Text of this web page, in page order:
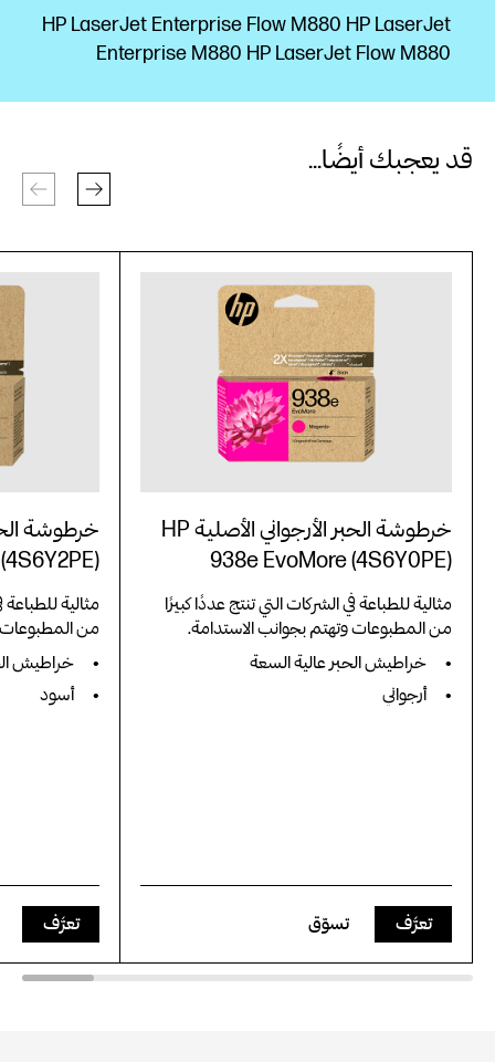
HP LaserJet Enterprise Flow M880 HP LaserJet
Enterprise M880 HP LaserJet Flow M880
قد يعجبك أيضًا...
مثالية للطباعة
من المطبوعات
خراطيش
أسود
تعرَّف
خرطوشة الحبر الأرجواني الأصلية HP
938e EvoMore (4S6Y0PE)
مثالية للطباعة في الشركات التي تنتج عددًا كبيرًا
من المطبوعات وتهتم بجوانب الاستدامة.
خراطيش الحبر عالية السعة
أرجواني
تعرَّف تسوّق